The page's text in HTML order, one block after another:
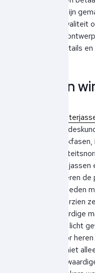
groei. De jassen zijn
garanderen
een onberispelijk
gedacht is aan details
Zomer- en
zomer- en
vervaardigd door
nauwgezette
veeleisende
functionaliteit: de
Peuterey garanderen
weersomstandigheden
uitstraling. Zo voorzien
stoffen, hoogwaardige
De cosy zittende licht
bodywarmers voor
collectie passen niet
garant voor